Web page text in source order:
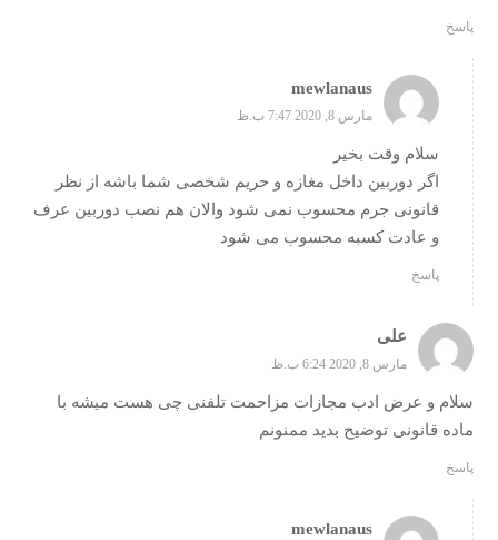
پاسخ
mewlanaus
مارس 8, 2020 7:47 ب.ظ
سلام وقت بخیر
اگر دوربین داخل مغازه و حریم شخصی شما باشه از نظر
قانونی جرم محسوب نمی شود والان هم نصب دوربین عرف
و عادت کسبه محسوب می شود
پاسخ
علی
مارس 8, 2020 6:24 ب.ظ
سلام و عرض ادب مجازات مزاحمت تلفنی چی هست میشه با
ماده قانونی توضیح بدید ممنونم
پاسخ
mewlanaus